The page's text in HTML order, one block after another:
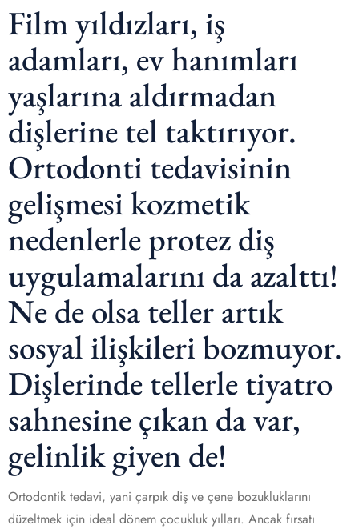
Film yıldızları, iş
adamları, ev hanımları
yaşlarına aldırmadan
dişlerine tel taktırıyor.
Ortodonti tedavisinin
gelişmesi kozmetik
nedenlerle protez diş
uygulamalarını da azalttı!
Ne de olsa teller artık
sosyal ilişkileri bozmuyor.
Dişlerinde tellerle tiyatro
sahnesine çıkan da var,
gelinlik giyen de!
Ortodontik tedavi, yani çarpık diş ve çene bozukluklarını
düzeltmek için ideal dönem çocukluk yılları. Ancak fırsatı